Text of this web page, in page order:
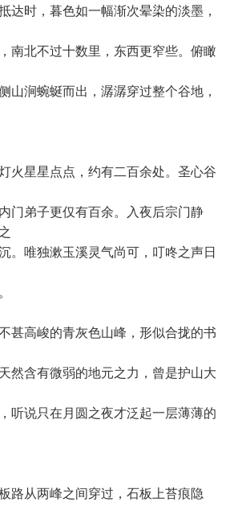
时，暮色如一幅渐次晕染的淡墨，
南北不过十数里，东西更窄些。俯瞰
山涧蜿蜒而出，潺潺穿过整个谷地，
星星点点，约有二百余处。圣心谷
门弟子更仅有百余。入夜后宗门静
。唯独漱玉溪灵气尚可，叮咚之声日
高峻的青灰色山峰，形似合拢的书
然含有微弱的地元之力，曾是护山大
听说只在月圆之夜才泛起一层薄薄的
从两峰之间穿过，石板上苔痕隐